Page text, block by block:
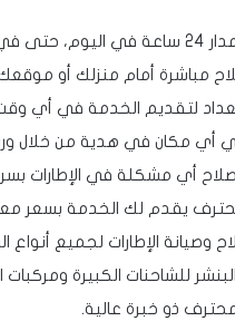
مباشرة أمام منزلك أو
لتقديم الخدمة في أي
أي مكان في هدية من خلال
أي مشكلة في الإطارات
يقدم لك الخدمة بسعر
الإطارات لجميع أنواع
للشاحنات الكبيرة ومركبات
ذو خبرة عالية.